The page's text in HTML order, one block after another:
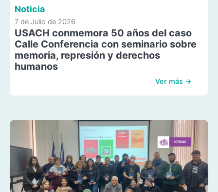
Noticia
7 de Julio de 2026
USACH conmemora 50 años del caso
Calle Conferencia con seminario sobre
memoria, represión y derechos
humanos
Ver más →